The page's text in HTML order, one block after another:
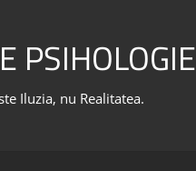
PSIHOLOGIE
Iluzia, nu Realitatea.